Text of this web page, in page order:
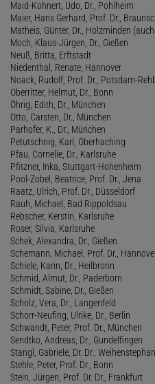
Maid-Kohnert, Udo, Dr., Pohlheim
Maier, Hans Gerhard, Prof. Dr.,
Matheis, Günter, Dr., Holzminden
Moch, Klaus-Jürgen, Dr., Gießen
Neuß, Britta, Erftstadt
Niedenthal, Renate, Hannover
Noack, Rudolf, Prof. Dr., Potsdam-
Oberritter, Helmut, Dr., Bonn
Öhrig, Edith, Dr., München
Otto, Carsten, Dr., München
Parhofer, K., Dr., München
Petutschnig, Karl, Oberhaching
Pfau, Cornelie, Dr., Karlsruhe
Pfitzner, Inka, Stuttgart-Hohenheim
Pool-Zobel, Beatrice, Prof. Dr., Jena
Raatz, Ulrich, Prof. Dr., Düsseldorf
Rauh, Michael, Bad Rippoldsau
Rebscher, Kerstin, Karlsruhe
Roser, Silvia, Karlsruhe
Schek, Alexandra, Dr., Gießen
Schemann, Michael, Prof. Dr.,
Schiele, Karin, Dr., Heilbronn
Schmid, Almut, Dr., Paderborn
Schmidt, Sabine, Dr., Gießen
Scholz, Vera, Dr., Langenfeld
Schorr-Neufing, Ulrike, Dr., Berlin
Schwandt, Peter, Prof. Dr., München
Sendtko, Andreas, Dr., Gundelfingen
Stangl, Gabriele, Dr. Dr., Weihenstephan
Stehle, Peter, Prof. Dr., Bonn
Stein, Jürgen, Prof. Dr. Dr., Frankfurt